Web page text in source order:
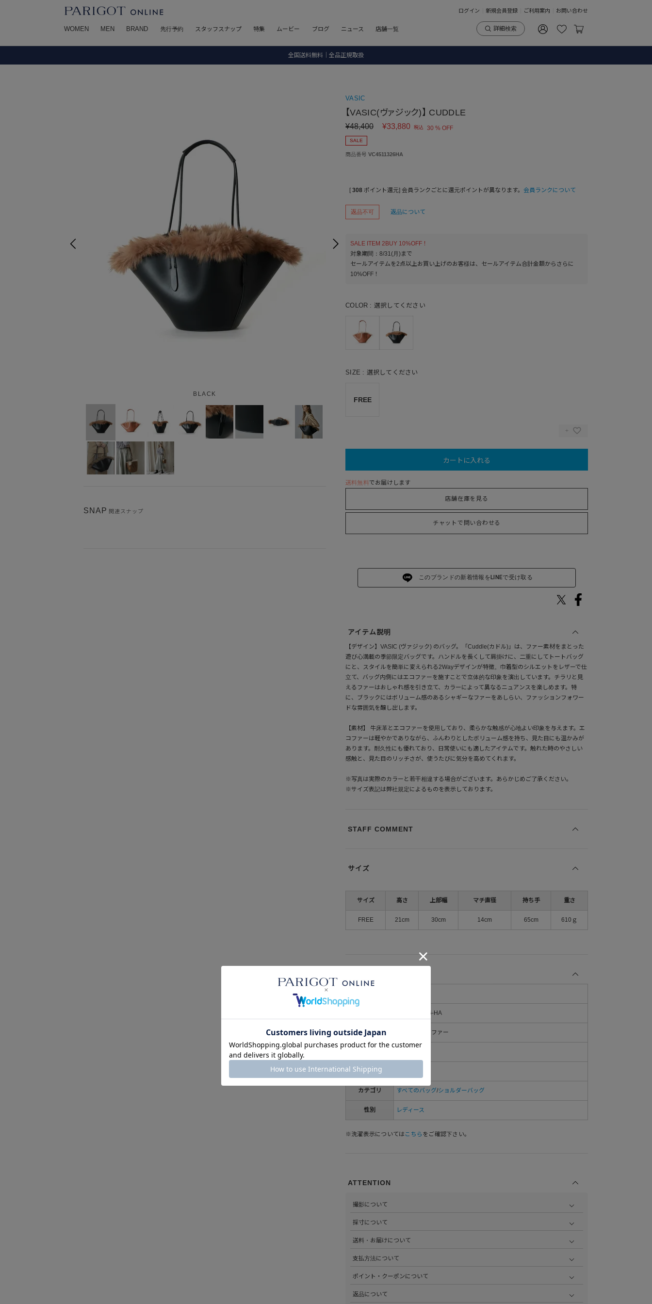
ログイン 新規会員登録 ご利用案内 お問い合わせ
WOMEN MEN BRAND 先行予約 スタッフスナップ 特集 ムービー ブログ ニュース 店舗一覧 詳細検索
全国送料無料｜全品正規取扱
BLACK
SNAP 関連スナップ
VASIC
【VASIC(ヴァジック)】 CUDDLE
¥48,400 ¥33,880 税込 30 % OFF
SALE
商品番号 VC4511326HA
[ 308 ポイント還元] 会員ランクごとに還元ポイントが異なります。 会員ランクについて
返品不可 返品について
SALE ITEM 2BUY 10%OFF！
対象期間：8/31(月)まで
セールアイテムを2点以上お買い上げのお客様は、セールアイテム合計金額からさらに
10%OFF！
COLOR 選択してください
SIZE 選択してください
FREE
カートに入れる
送料無料 でお届けします
店舗在庫を見る
チャットで問い合わせる
このブランドの新着情報をLINEで受け取る
アイテム説明
【デザイン】VASIC (ヴァジック) のバッグ。「Cuddle(カドル)」は、ファー素材をまとった
遊び心満載の季節限定バッグです。ハンドルを長くして肩掛けに、二重にしてトートバッグ
にと、スタイルを簡単に変えられる2Wayデザインが特徴。巾着型のシルエットをレザーで仕
立て、バッグ内側にはエコファーを施すことで立体的な印象を演出しています。チラリと見
えるファーはおしゃれ感を引き立て、カラーによって異なるニュアンスを楽しめます。特
に、ブラックにはボリューム感のあるシャギーなファーをあしらい、ファッションフォワー
ドな雰囲気を醸し出します。
【素材】 牛床革とエコファーを使用しており、柔らかな触感が心地よい印象を与えます。エ
コファーは軽やかでありながら、ふんわりとしたボリューム感を持ち、見た目にも温かみが
あります。耐久性にも優れており、日常使いにも適したアイテムです。触れた時のやさしい
感触と、見た目のリッチさが、使うたびに気分を高めてくれます。
※写真は実際のカラーと若干相違する場合がございます。あらかじめご了承ください。
※サイズ表記は弊社規定によるものを表示しております。
STAFF COMMENT
サイズ
サイズ 高さ 上部幅 マチ直径 持ち手 重さ
FREE 21cm 30cm 14cm 65cm 610ｇ
VC-4511-326-HA
素材 牛床革、エコファー
生産国
カテゴリ すべてのバッグ/ショルダーバッグ
性別 レディース
※洗濯表示については こちら をご確認下さい。
ATTENTION
撮影について
心がけています。詳しくは
採寸について
部サイズタブか、または
送料・お届けについて
ださい。
支払方法について
・クレジットカード払い（VISA、Master、JCB、AMEX、Diners）
・PayPay
ポイント・クーポンについて
す。
返品について